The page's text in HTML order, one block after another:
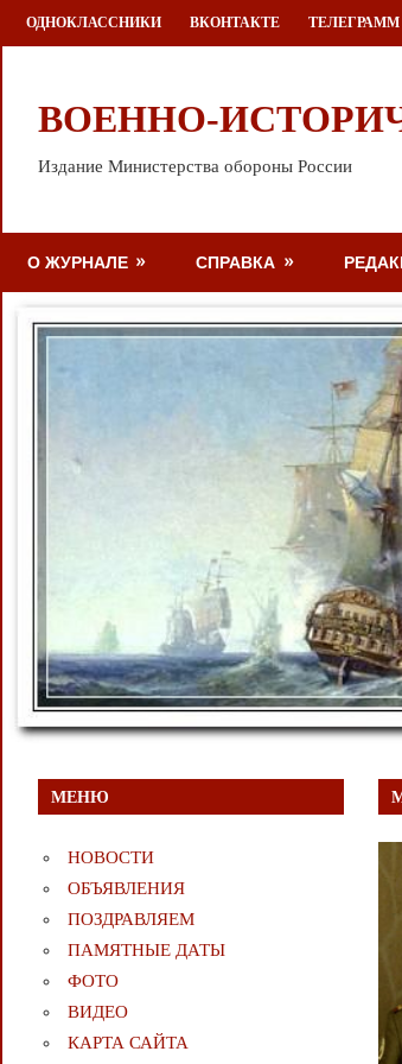
Перейти
к
ОДНОКЛАССНИКИ ВКОНТАКТЕ ТЕЛЕГРАММ
ВОЕННО-
Издание Министерства обороны России
О ЖУРНАЛЕ СПРАВКА
МЕНЮ
НОВОСТИ
ОБЪЯВЛЕНИЯ
ПОЗДРАВЛЯЕМ
ПАМЯТНЫЕ ДАТЫ
ФОТО
ВИДЕО
КАРТА САЙТА